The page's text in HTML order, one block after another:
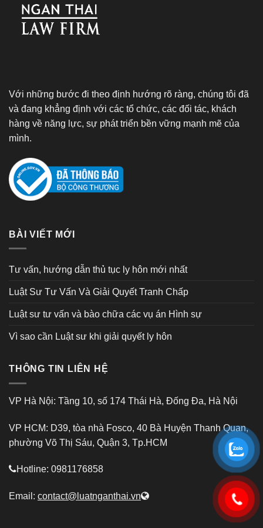
Với những bước đi theo định hướng rõ ràng, chúng tôi đã
và đang khẳng định với các tổ chức, các đối tác, khách
hàng về năng lực, sự phát triển bền vững mạnh mẽ của
mình.
BÀI VIẾT MỚI
Tư vấn, hướng dẫn thủ tục ly hôn mới nhất
Luật Sư Tư Vấn Và Giải Quyết Tranh Chấp
Luật sư tư vấn và bào chữa các vụ án Hình sự
Vì sao cần Luật sư khi giải quyết ly hôn
THÔNG TIN LIÊN HỆ
VP Hà Nội: Tầng 10, số 174 Thái Hà, Đống Đa, Hà Nội
VP HCM: D39, tòa nhà Fosco, 40 Bà Huyện Thanh Quan,
phường Võ Thị Sáu, Quận 3, Tp.HCM
Hotline: 0981176858
Email: contact@luatnganthai.vn